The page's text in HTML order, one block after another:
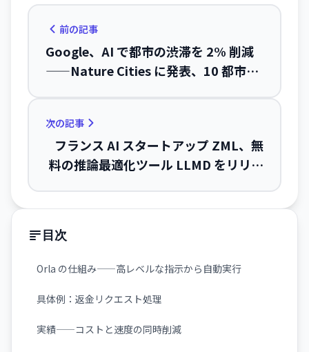
前の記事
Google、AI で都市の渋滞を 2% 削減
——Nature Cities に発表、10 都市で
次の記事
フランス AI スタートアップ ZML、無
料の推論最適化ツール LLMD をリリー
目次
Orla の仕組み——高レベルな指示から自動実行
具体例：返金リクエスト処理
実績——コストと速度の同時削減